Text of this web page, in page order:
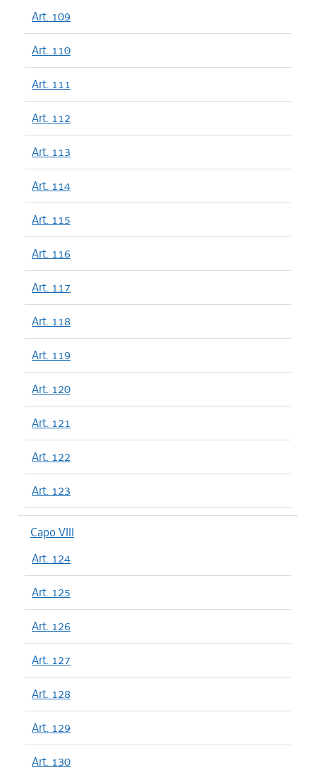
Art. 109
Art. 110
Art. 111
Art. 112
Art. 113
Art. 114
Art. 115
Art. 116
Art. 117
Art. 118
Art. 119
Art. 120
Art. 121
Art. 122
Art. 123
Capo VIII
Art. 124
Art. 125
Art. 126
Art. 127
Art. 128
Art. 129
Art. 130